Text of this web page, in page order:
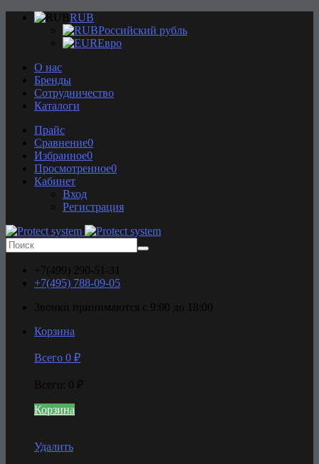
RUB
Российский рубль
Евро
О нас
Бренды
Сотрудничество​
Каталоги
Прайс
Сравнение0
Избранное0
Просмотренное0
Кабинет
Вход
Регистрация
+7(499) 290-51-31
+7(495) 788-09-05
Звонки принимаются с 9:00 до 18:00
Корзина
Всего 0 ₽
Всего 0 ₽
Корзина
Удалить